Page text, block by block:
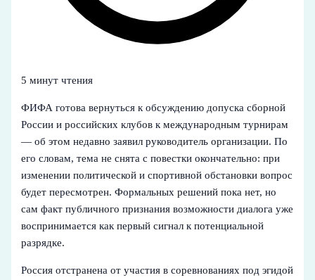
5 минут чтения
ФИФА готова вернуться к обсуждению допуска сборной
России и российских клубов к международным турнирам
— об этом недавно заявил руководитель организации. По
его словам, тема не снята с повестки окончательно: при
изменении политической и спортивной обстановки вопрос
будет пересмотрен. Формальных решений пока нет, но
сам факт публичного признания возможности диалога уже
воспринимается как первый сигнал к потенциальной
разрядке.
Россия отстранена от участия в соревнованиях под эгидой